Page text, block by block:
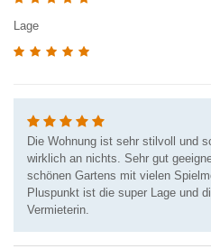
Lage
Die Wohnung ist sehr stilvoll und
wirklich an nichts. Sehr gut
schönen Gartens mit vielen
Pluspunkt ist die super Lage und
Vermieterin.